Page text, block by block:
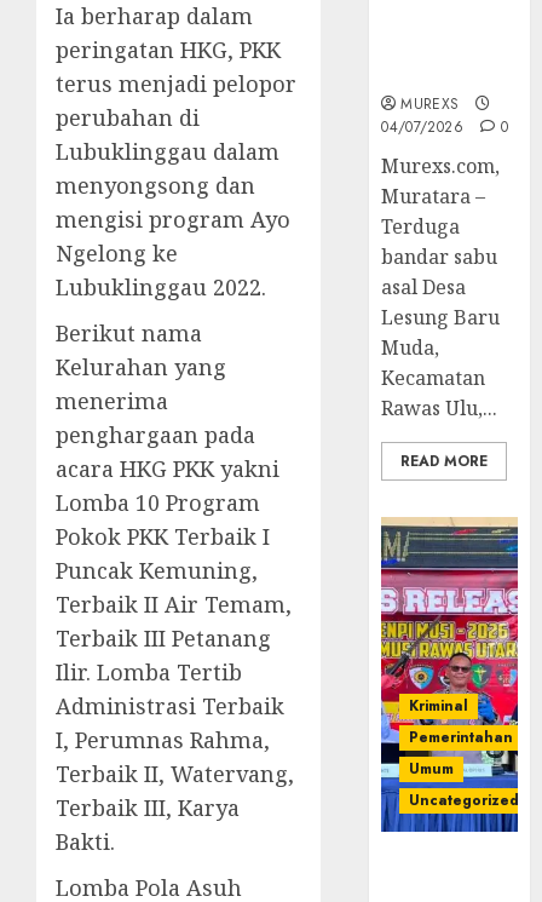
Ia berharap dalam
peringatan HKG, PKK
terus menjadi pelopor
perubahan di
Lubuklinggau dalam
menyongsong dan
mengisi program Ayo
Ngelong ke
Lubuklinggau 2022.
Berikut nama
Kelurahan yang
menerima
penghargaan pada
acara HKG PKK yakni
Lomba 10 Program
Pokok PKK Terbaik I
Puncak Kemuning,
Terbaik II Air Temam,
Terbaik III Petanang
Ilir. Lomba Tertib
Administrasi Terbaik
I, Perumnas Rahma,
Terbaik II, Watervang,
Terbaik III, Karya
Bakti.
Lomba Pola Asuh
MUREXS
04/07/2026
0
Murexs.com,
Muratara –
Terduga
bandar sabu
asal Desa
Lesung Baru
Muda,
Kecamatan
Rawas Ulu,...
READ MORE
Kriminal
Pemerintahan
Umum
Uncategorized